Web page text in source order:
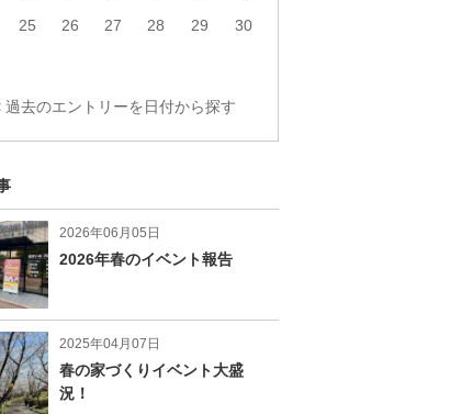
25 26 27 28 29
30
過去のエントリーを日付から探す
2026年06月05日
2026年春のイベント報告
2025年04月07日
春の家づくりイベント大盛
況！